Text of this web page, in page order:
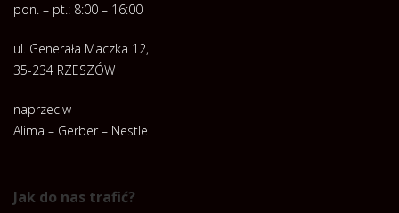
pon. – pt.: 8:00 – 16:00
ul. Generała Maczka 12,
35-234 RZESZÓW
naprzeciw
Alima – Gerber – Nestle
Jak do nas trafić?